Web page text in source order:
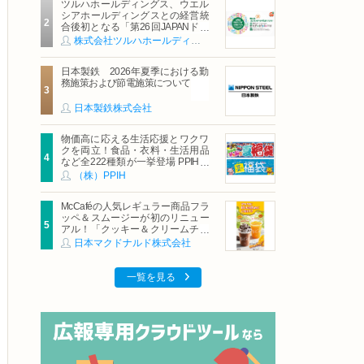
ツルハホールディングス、ウエル
シアホールディングスとの経営統
合後初となる「第26回JAPANドラ
ッグストアショー」に出展
株式会社ツルハホールディングス
日本製鉄 2026年夏季における勤
務施策および節電施策について
日本製鉄株式会社
物価高に応える生活応援とワクワ
クを両立！食品・衣料・生活用品
など全222種類が一挙登場 PPIHグ
ループ「夏福袋」＆セール 8月6日
（株）PPIH
McCaféの人気レギュラー商品フラ
ッペ＆スムージーが初のリニュー
アル！「クッキー＆クリームチョ
コフラッペ」「マンゴースムージ
日本マクドナルド株式会社
一覧を見る